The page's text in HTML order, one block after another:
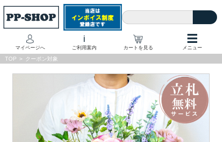
マイページへ
i
ご利用案内 カートを見る
☰
メニュー
TOP > クーポン対象